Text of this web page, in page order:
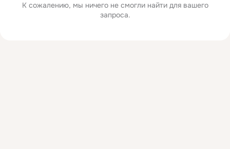
К сожалению, мы ничего не смогли найти для вашего
запроса.